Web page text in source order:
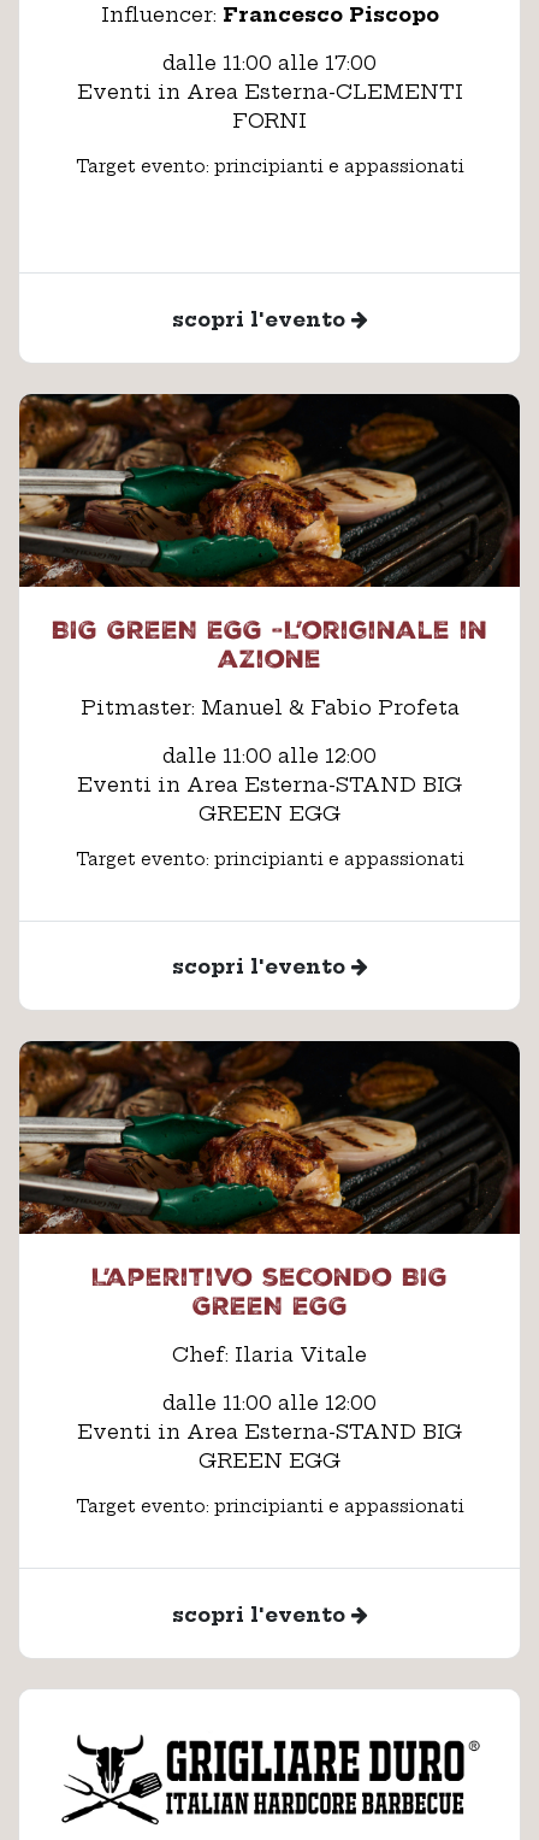
Influencer: Francesco Piscopo
dalle 11:00 alle 17:00
Eventi in Area Esterna-CLEMENTI
FORNI
Target evento: principianti e appassionati
scopri l'evento
BIG GREEN EGG -L’originale in
azione
Pitmaster: Manuel & Fabio Profeta
dalle 11:00 alle 12:00
Eventi in Area Esterna-STAND BIG
GREEN EGG
Target evento: principianti e appassionati
scopri l'evento
L’aperitivo secondo BIG
GREEN EGG
Chef: Ilaria Vitale
dalle 11:00 alle 12:00
Eventi in Area Esterna-STAND BIG
GREEN EGG
Target evento: principianti e appassionati
scopri l'evento